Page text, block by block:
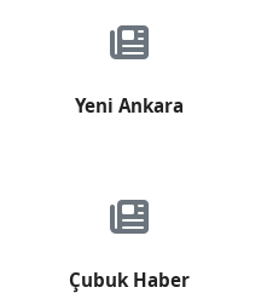
Yeni Ankara
Çubuk Haber